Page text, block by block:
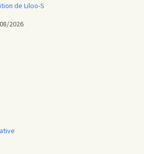
de Liloo-S
2026